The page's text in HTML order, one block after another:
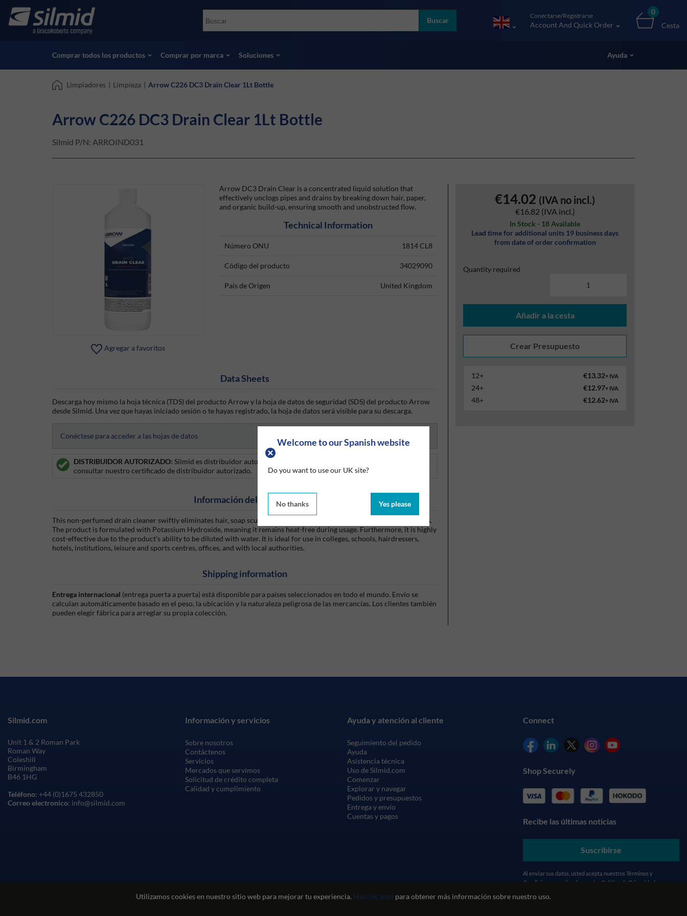
Welcome to our Spanish website
Do you want to use our UK site?
No thanks Yes please
Utilizamos cookies en nuestro sitio web para mejorar tu experiencia. Haz clic aquí para obtener más información sobre nuestro uso.
main
Accessories
Ensayos no destructivos (NDT)
Ver todos los productos
Socomore
Buscar
Conectarse/Registrarse
Account And Quick Order
0
Cesta
Comprar todos los productos Comprar por marca Soluciones Ayuda
Limpiadores | Limpieza | Arrow C226 DC3 Drain Clear 1Lt Bottle
Arrow C226 DC3 Drain Clear 1Lt Bottle
Silmid P/N: ARROIND031
Agregar a favoritos
€14.02 (IVA no incl.)
€16.82 (IVA incl.)
In Stock - 18 Available
Lead time for additional units 19 business days
from date of order confirmation
Quantity required
Añadir a la cesta
12+ €13.32+ IVA
24+ €12.97+ IVA
48+ €12.62+ IVA
Arrow DC3 Drain Clear is a concentrated liquid solution that
effectively unclogs pipes and drains by breaking down hair, paper,
and organic build-up, ensuring smooth and unobstructed flow.
Technical Information
Número ONU 1814 CL8
Código del producto 34029090
País de Origen United Kingdom
Data Sheets
Descarga hoy mismo la hoja técnica (TDS) del producto Arrow y la hoja de datos de seguridad (SDS) del producto Arrow
desde Silmid. Una vez que hayas iniciado sesión o te hayas registrado, la hoja de datos será visible para su descarga.
Conéctese para acceder a las hojas de datos
DISTRIBUIDOR AUTORIZADO: Silmid es distribuidor autorizado de los productos Arrow.
consultar nuestro certificado de distribuidor autorizado.
Información del producto
This non-perfumed drain cleaner swiftly eliminates hair, soap scum, fats, paper, organic debris, and slime within minutes.
The product is formulated with Potassium Hydroxide, meaning it remains heat-free during usage. Furthermore, it is highly
cost-effective due to the product's ability to be diluted with water. It is ideal for use in colleges, schools, hairdressers,
hotels, institutions, leisure and sports centres, offices, and with local authorities.
Shipping information
Entrega internacional (entrega puerta a puerta) está disponible para países seleccionados en todo el mundo. Envío se
calculan automáticamente basado en el peso, la ubicación y la naturaleza peligrosa de las mercancías. Los clientes también
pueden elegir fábrica para arreglar su propia colección.
Información y servicios
Sobre nosotros
Contáctenos
Servicios
Mercados que servimos
Solicitud de crédito completa
Calidad y cumplimiento
Ayuda y atención al cliente
Seguimiento del pedido
Ayuda
Asistencia técnica
Uso de Silmid.com
Comenzar
Explorar y navegar
Pedidos y presupuestos
Entrega y envío
Cuentas y pagos
Connect
Shop Securely
Recibe las últimas noticias
Suscribirse
Al enviar sus datos, usted acepta nuestros Términos y
Condiciones
y entiende nuestra Política de Privacidad
Silmid.com
Unit 1 & 2 Roman Park
Roman Way
Coleshill
Birmingham
B46 1HG
Teléfono: +44 (0)1675 432850
Correo electronico: info@silmid.com